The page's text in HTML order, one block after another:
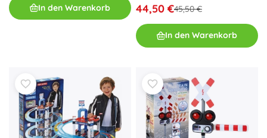
In den Warenkorb 44,50 €45,50 €
In den Warenkorb